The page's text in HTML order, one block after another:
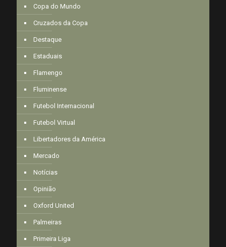
Copa do Mundo
Cruzados da Copa
Destaque
Estaduais
Flamengo
Fluminense
Futebol Internacional
Futebol Virtual
Libertadores da América
Mercado
Notícias
Opinião
Oxford United
Palmeiras
Primeira Liga